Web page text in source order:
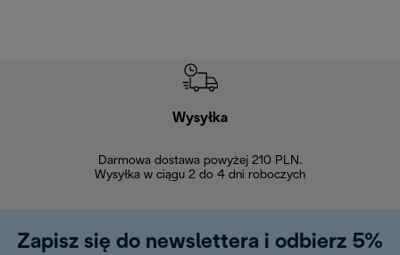
Wysyłka
Darmowa dostawa powyżej 210 PLN.
Wysyłka w ciągu 2 do 4 dni roboczych
Zapisz się do newslettera i odbierz 5%